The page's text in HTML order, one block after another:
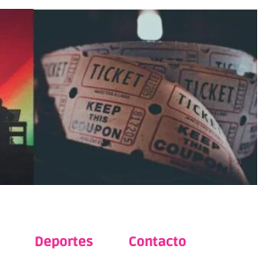
Deportes Contacto